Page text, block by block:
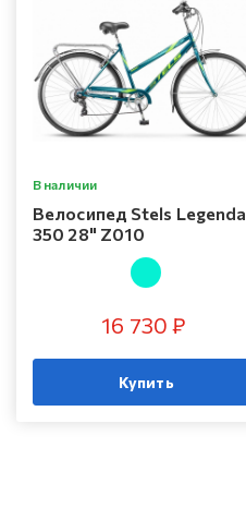
В наличии
Велосипед Stels Legenda
350 28" Z010
16 730 ₽
Купить